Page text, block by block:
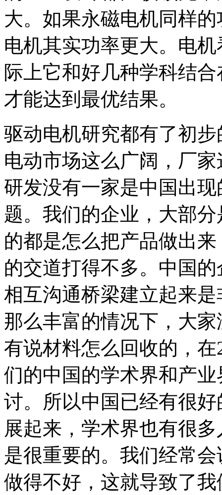
大。如果永磁电机同样
电机其实功率更大。电
际上它和好几种学科结
才能达到最优结果。
驱动电机研究都有了初
电动市场这么广阔，厂
研发没有一家是中国出
题。我们的企业，大部
的都是怎么把产品做出
的交道打得不多。中国
相互沟通桥梁建立起来
那么丰富的情况下，大
有说材料怎么回收的，
们的中国的学术界和产
讨。所以中国已经有很
展起来，学术界也有很
是很重要的。我们经常
做得不好，这就导致了